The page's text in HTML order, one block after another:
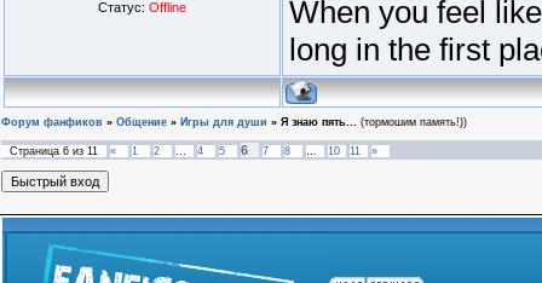
Статус: Offline
When you feel
long in the first
Форум фанфиков » Общение » Игры для души » Я знаю пять... (тормошим память!))
Страница 6 из 11 « 1 2 … 4 5 6 7 8 … 10 11 »